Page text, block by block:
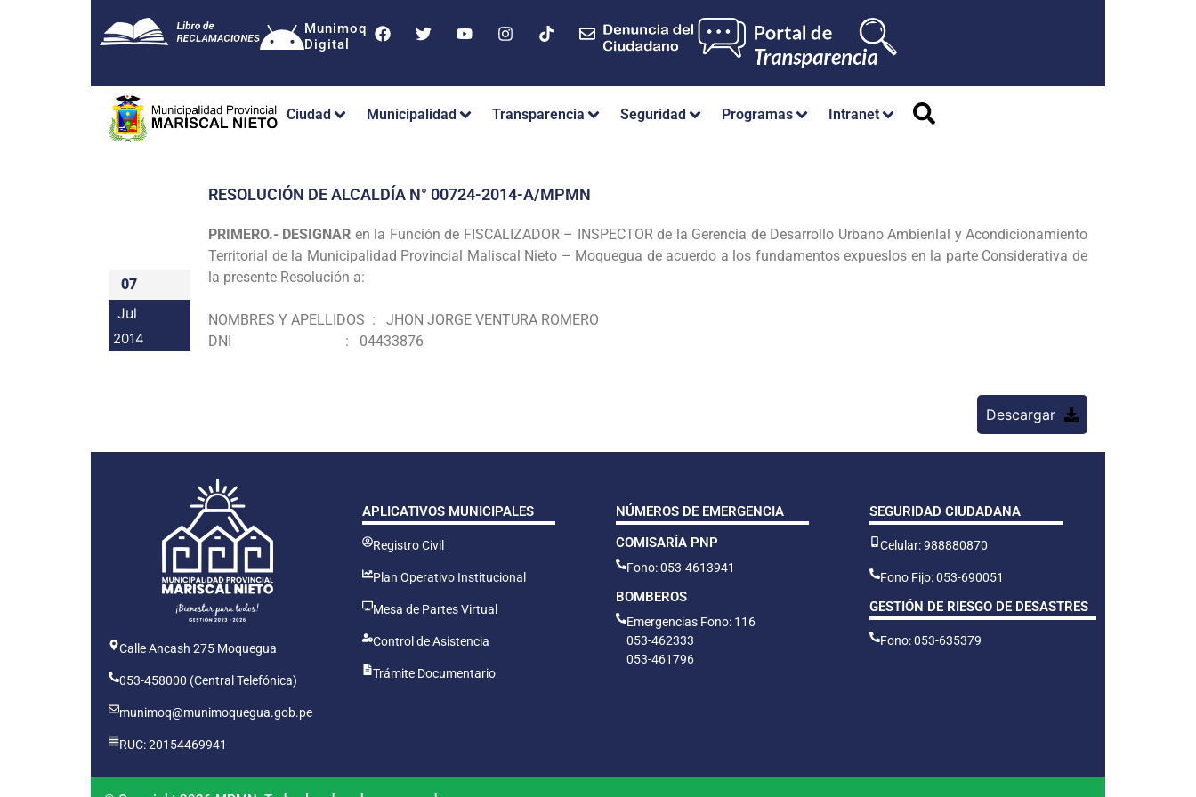
Munimoq
Digital
Ciudad Municipalidad Transparencia Seguridad Programas Intranet
07
Jul
2014
RESOLUCIÓN DE ALCALDÍA N° 00724-2014-A/MPMN
PRIMERO.- DESIGNAR en la Función de FISCALIZADOR – INSPECTOR de la Gerencia de Desarrollo Urbano Ambienlal y Acondicionamiento
Territorial de la Municipalidad Provincial Maliscal Nieto – Moquegua de acuerdo a los fundamentos expueslos en la parte Considerativa de
la presente Resolución a:
NOMBRES Y APELLIDOS : JHON JORGE VENTURA ROMERO
DNI : 04433876
Descargar
Calle Ancash 275 Moquegua
053-458000 (Central Telefónica)
munimoq@munimoquegua.gob.pe
RUC: 20154469941
APLICATIVOS MUNICIPALES
Registro Civil
Plan Operativo Institucional
Mesa de Partes Virtual
Control de Asistencia
Trámite Documentario
NÚMEROS DE EMERGENCIA
COMISARÍA PNP
Fono: 053-4613941
BOMBEROS
Emergencias Fono: 116
053-462333
053-461796
SEGURIDAD CIUDADANA
Celular: 988880870
Fono Fijo: 053-690051
GESTIÓN DE RIESGO DE DESASTRES
Fono: 053-635379